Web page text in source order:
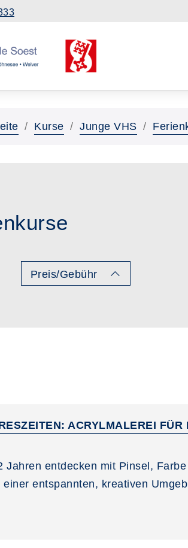
Kurse Junge VHS
Preis/Gebühr
ACRYLMALEREI FÜR
Jahren entdecken mit Pinsel,
entspannten, kreativen